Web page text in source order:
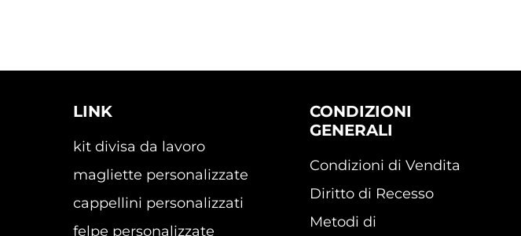
LINK
kit divisa da lavoro
magliette personalizzate
cappellini personalizzati
felpe personalizzate
CONDIZIONI
GENERALI
Condizioni di Vendita
Diritto di Recesso
Metodi di